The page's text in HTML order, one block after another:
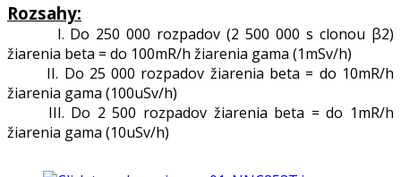
Rozsahy:
I. Do 250 000 rozpadov (2 500 000 s clonou β2)
žiarenia beta = do 100mR/h žiarenia gama (1mSv/h)
II. Do 25 000 rozpadov žiarenia beta = do 10mR/h
žiarenia gama (100uSv/h)
III. Do 2 500 rozpadov žiarenia beta = do 1mR/h
žiarenia gama (10uSv/h)